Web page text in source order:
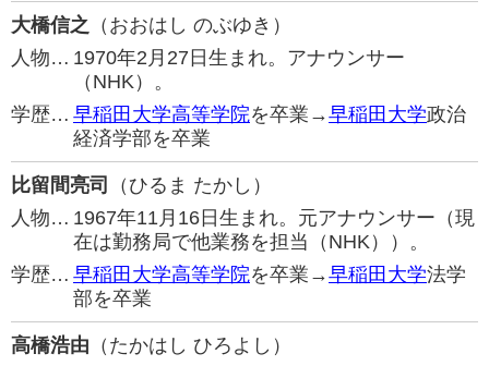
大橋信之 （おおはし のぶゆき）
人物… 1970年2月27日生まれ。アナウンサー
（NHK）。
学歴… 早稲田大学高等学院を卒業→早稲田大学政治
経済学部を卒業
比留間亮司
（ひるま たかし）
人物… 1967年11月16日生まれ。元アナウンサー（現
在は勤務局で他業務を担当（NHK））。
学歴… 早稲田大学高等学院を卒業→早稲田大学法学
部を卒業
高橋浩由 （たかはし ひろよし）